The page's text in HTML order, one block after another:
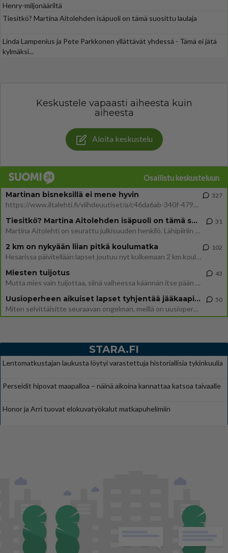
Henry-miljonääriltä
Tiesitkö? Martina Aitolehden isäpuoli on tämä suosittu laulaja
Linda Lampenius ja Pete Parkkonen yllättävät yhdessä - Tämä ei jätä
kylmäksi...
Keskustele vapaasti aiheesta kuin
aiheesta
Aloita keskustelu
Osallistu keskusteluun
Martinan bisneksillä ei mene hyvin
https://www.iltalehti.fi/viihdeuutiset/a/c46da6ab-340f-4790-aaa7-0865eed2336 Yrityksen konkurssihakemus on tullut kärä
327
Tiesitkö? Martina Aitolehden isäpuoli on tämä suosittu laulaja
Martina Aitolehti on seurattu julkisuuden henkilö. Lähipiiriin mahtuu muitakin tunnettuja henkilöitä. Tiesitkö, että Ma
31
2 km on nykyään liian pitkä koulumatka
Hesarissa päivitellään lapset joutuu nyt kulkemaan 2 km kouluun jösses. Ruostefillarilla tuo matka menee vaikka miten äk
102
Miesten tuijotus
Mutta mies vain tuijottaa, siinä vaiheessa käännän itse pään pois. Mikä juttu? Yleensä jos joku tuijottaa tai katsoo, hä
43
Uusioperheen aikuiset lapset tyhjentää jääkaapin käydessään
Miten selvittäisitte seuraavan ongelman, meillä on uusioperhe, minulla teini-ikäiset lapset ja puolisolla aikuiset, jotk
50
STARA.FI
Lentomatkustajan laukusta löytyi varastettuja historiallisia tykinkuulia
Perseidit hipovat maapalloa – näinä aikoina kannattaa katsoa taivaalle
Honor ja Arri tuovat elokuvatyökalut matkapuhelimiin